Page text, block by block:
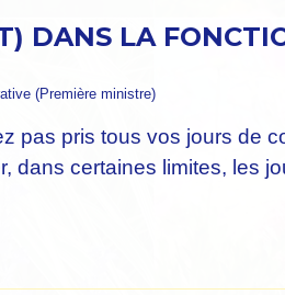
DANS LA
(Première ministre)
pas pris tous vos jours de
dans certaines limites, les